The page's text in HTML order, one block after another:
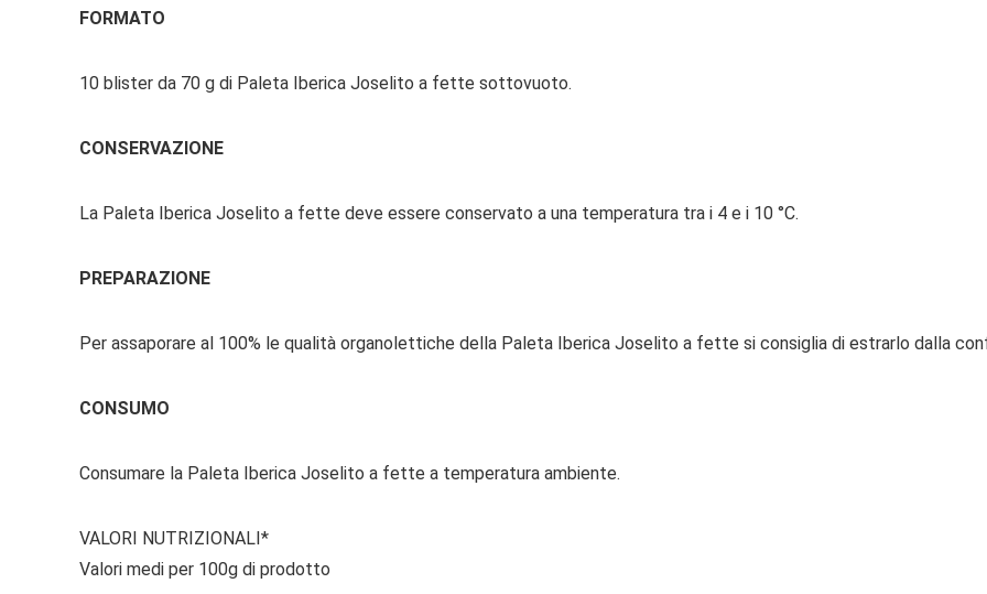
FORMATO
10 blister da 70 g di Paleta Iberica Joselito a fette sottovuoto.
CONSERVAZIONE
La Paleta Iberica Joselito a fette deve essere conservato a una temperatura tra i 4 e i 10 °C.
PREPARAZIONE
Per assaporare al 100% le qualità organolettiche della Paleta Iberica Joselito a fette si consiglia di estrarlo dalla
CONSUMO
Consumare la Paleta Iberica Joselito a fette a temperatura ambiente.
VALORI NUTRIZIONALI*
Valori medi per 100g di prodotto